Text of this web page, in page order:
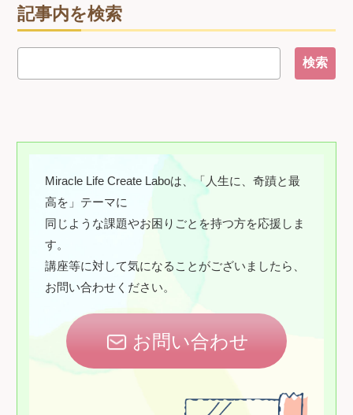
記事内を検索
Miracle Life Create Laboは、「人生に、奇蹟と最
高を」テーマに
同じような課題やお困りごとを持つ方を応援しま
す。
講座等に対して気になることがございましたら、
お問い合わせください。
お問い合わせ